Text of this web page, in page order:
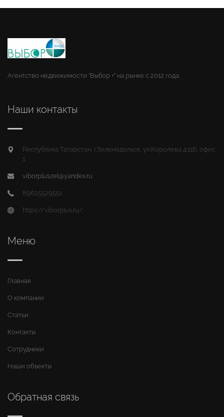
Агентство недвижимости "Выбор +" на рынке с 2012 года.
Наши контакты
Республика Татарстан, г.Зеленодольск, ул.Королева д.11Б, офис
1
viborpluszel@yandex.ru
89625529551
https://viborplus.ru/
Меню
Главная
О компании
Статьи
Контакты
Сотрудники
Наши объекты
Обратная связь